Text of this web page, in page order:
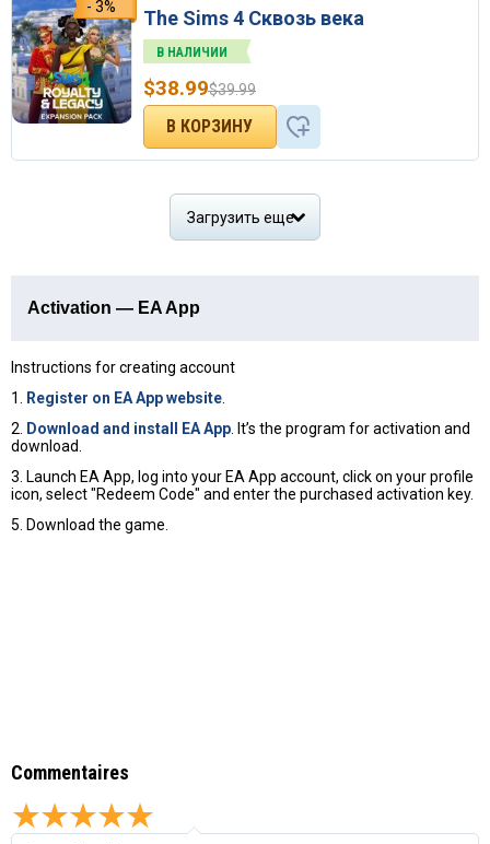
- 3% The Sims 4 Сквозь века
В НАЛИЧИИ
$39.99
$38.99
Загрузить еще
Activation — EA App
Instructions for creating account
1.
Register on EA App website
2.
Download and install EA App . It’s the program for activation and
download.
3. Launch EA App, log into your EA App account, click on your profile
icon, select "Redeem Code" and enter the purchased activation key.
5. Download the game.
Commentaires